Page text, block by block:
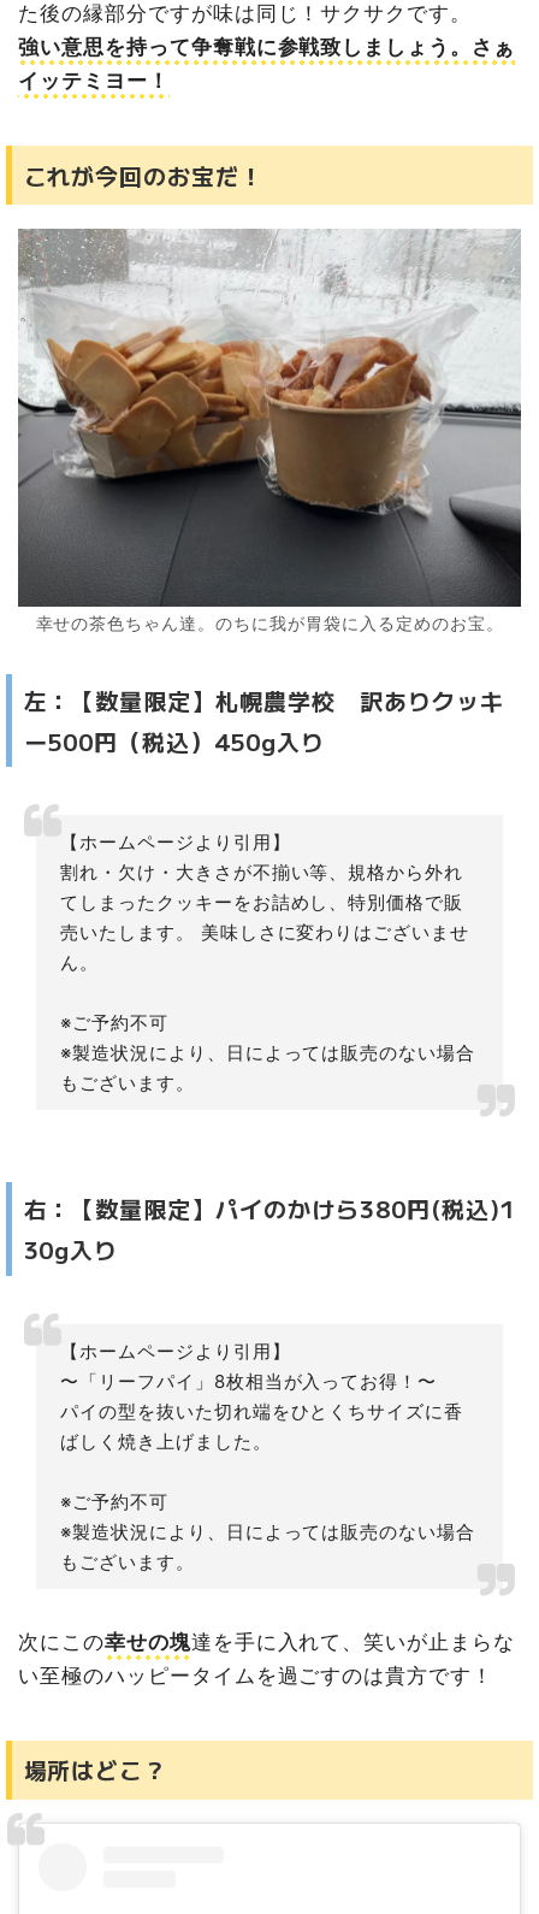
た後の縁部分ですが味は同じ！サクサクです。
強い意思を持って争奪戦に参戦致しましょう。さぁ
イッテミヨー！
これが今回のお宝だ！
幸せの茶色ちゃん達。のちに我が胃袋に入る定めのお宝。
左：【数量限定】札幌農学校 訳ありクッキ
ー500円（税込）450g入り
【ホームページより引用】
割れ・欠け・大きさが不揃い等、規格から外れ
てしまったクッキーをお詰めし、特別価格で販
売いたします。 美味しさに変わりはございませ
ん。
※ご予約不可
※製造状況により、日によっては販売のない場合
もございます。
右：【数量限定】パイのかけら380円(税込)1
30g入り
【ホームページより引用】
〜「リーフパイ」8枚相当が入ってお得！〜
パイの型を抜いた切れ端をひとくちサイズに香
ばしく焼き上げました。
※ご予約不可
※製造状況により、日によっては販売のない場合
もございます。
次にこの幸せの塊達を手に入れて、笑いが止まらな
い至極のハッピータイムを過ごすのは貴方です！
場所はどこ？